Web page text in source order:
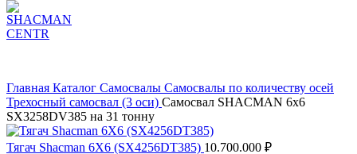
Главная Каталог Самосвалы Самосвалы по количеству осей
Трехосный самосвал (3 оси) Самосвал SHACMAN 6х6
SX3258DV385 на 31 тонну
Тягач Shacman 6X6 (SX4256DT385) 10.700.000 ₽